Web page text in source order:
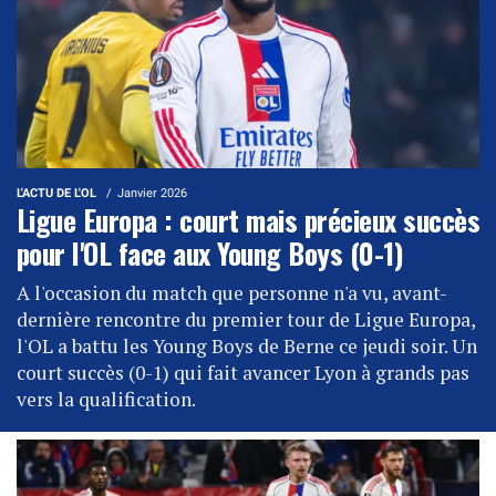
L'ACTU DE L'OL Janvier 2026
Ligue Europa : court mais précieux succès
pour l'OL face aux Young Boys (0-1)
A l'occasion du match que personne n'a vu, avant-
dernière rencontre du premier tour de Ligue Europa,
l'OL a battu les Young Boys de Berne ce jeudi soir. Un
court succès (0-1) qui fait avancer Lyon à grands pas
vers la qualification.